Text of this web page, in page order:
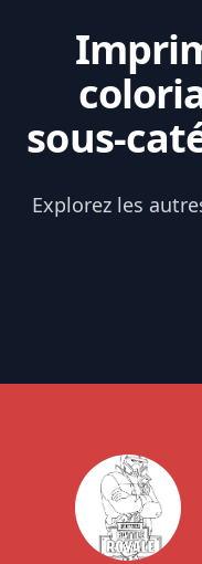
sous-
Explorez les